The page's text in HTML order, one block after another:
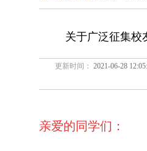
关于广泛征集校
更新时间： 2021-06-28
亲爱的同学们：